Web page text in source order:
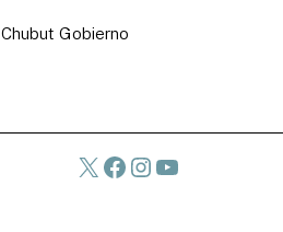
Chubut Gobierno
X Facebook
Instagram
YouTube